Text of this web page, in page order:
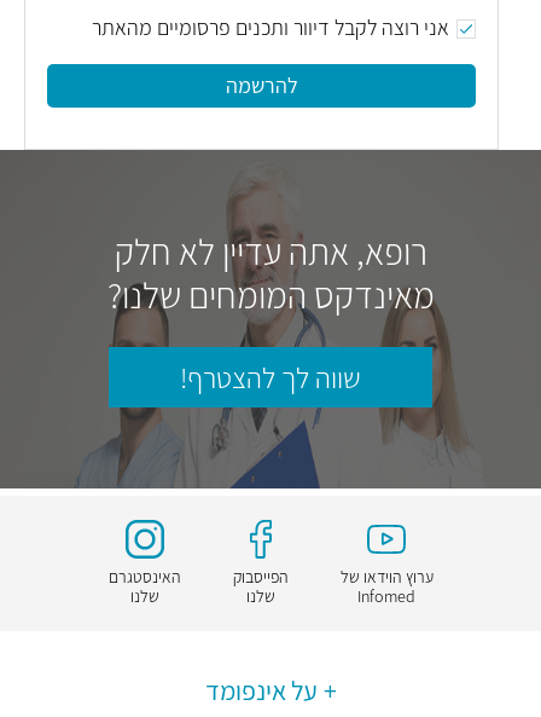
אני רוצה לקבל דיוור ותכנים פרסומיים מהאתר
להרשמה
רופא, אתה עדיין לא חלק
מאינדקס המומחים שלנו?
שווה לך להצטרף!
ערוץ הוידאו של
Infomed
הפייסבוק
שלנו
האינסטגרם
שלנו
על אינפומד